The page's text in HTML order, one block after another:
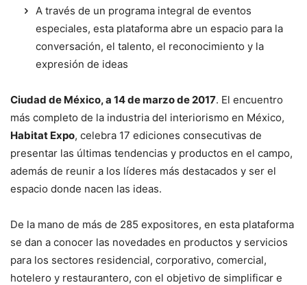
A través de un programa integral de eventos
especiales, esta plataforma abre un espacio para la
conversación, el talento, el reconocimiento y la
expresión de ideas
Ciudad de México, a 14 de marzo de 2017. El encuentro
más completo de la industria del interiorismo en México,
Habitat Expo, celebra 17 ediciones consecutivas de
presentar las últimas tendencias y productos en el campo,
además de reunir a los líderes más destacados y ser el
espacio donde nacen las ideas.
De la mano de más de 285 expositores, en esta plataforma
se dan a conocer las novedades en productos y servicios
para los sectores residencial, corporativo, comercial,
hotelero y restaurantero, con el objetivo de simplificar e